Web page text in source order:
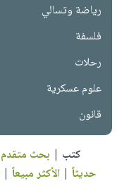
رياضة وتسالي
فلسفة
رحلات
علوم عسكرية
قانون
كتب | بحث متقدم
حديثاً |الأكثر مبيعاً |